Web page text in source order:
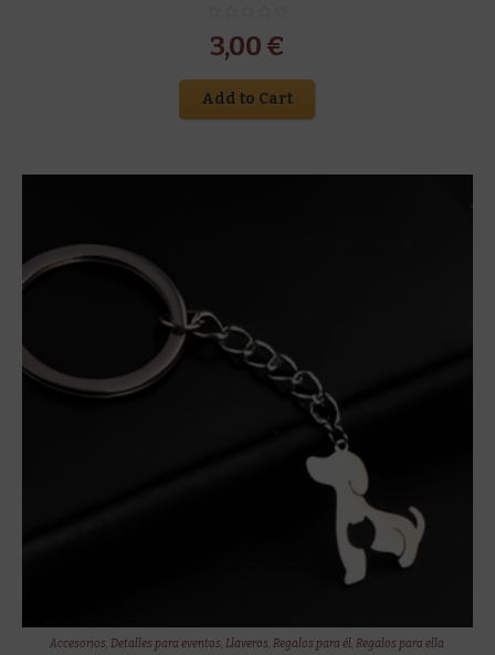
3,00 €
Add to Cart
Accesorios,Detalles para eventos,Llaveros,Regalos para él,Regalos para ella